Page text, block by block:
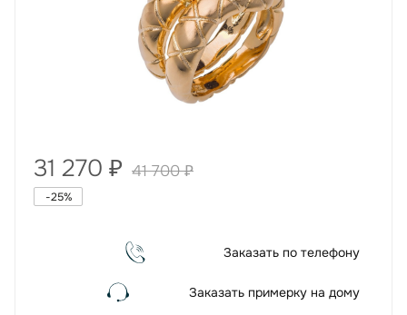
31 270 ₽ 41 700₽
-25%
Заказать по телефону
Заказать примерку на дому